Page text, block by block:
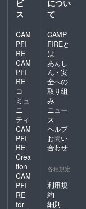
15度
ものく
にたて
おり）
の詳細
原料
米：五
百万石
（島根
県産）
日本酒
度：±0
精米歩
70％ 容
量：
720ml
アル
コール
15度
酒の詳
細 原料
米：山
（島根
県産）
日本酒
度：5.0
精米歩
合：
50％ 容
量：
720ml
コール
度数：
18度 ■
出雲国
楯縫郡
にたて
ぬいご
おり）
の詳細
原料
商品ブ
ランド
ページ
前を掲
載 ・お
礼の
メッ
セージ
ビ
ス
CAM
PFI
RE
CAM
PFI
RE
コ
ミュ
ニ
ティ
CAM
PFI
RE
Crea
tion
CAM
PFI
RE
for
につい
て
CAMP
FIREと
は
あんし
ん・安
全への
取り組
み
ニュー
ス
ヘルプ
お問い
合わせ
各種規定
利用規
約
細則